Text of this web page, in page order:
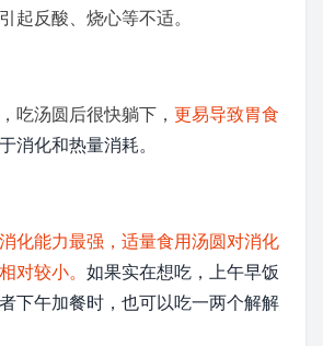
起反酸、烧心等不适。
吃汤圆后很快躺下， 更易导致胃食
消化和热量消耗。
化能力最强，适量食用汤圆对消化
对较小。 如果实在想吃，上午早饭
下午加餐时，也可以吃一两个解解